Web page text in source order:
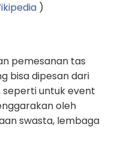
)
pemesanan tas
bisa dipesan dari
seperti untuk event
oleh
swasta, lembaga